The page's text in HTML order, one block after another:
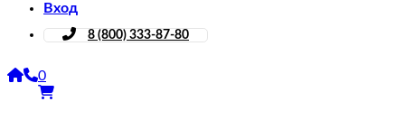
Вход
8 (800) 333-87-80
0